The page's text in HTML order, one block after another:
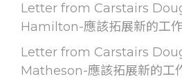
Letter from Carstairs
Hamilton-應該拓展新的工
Letter from Carstairs
Matheson-應該拓展新的工